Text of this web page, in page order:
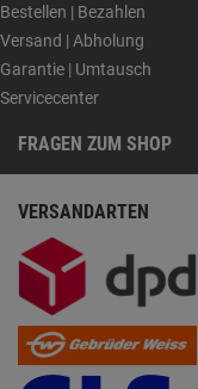
Bestellen | Bezahlen
Versand | Abholung
Garantie | Umtausch
Servicecenter
FRAGEN ZUM SHOP
VERSANDARTEN